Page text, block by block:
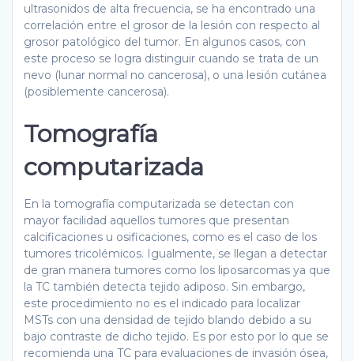
ultrasonidos de alta frecuencia, se ha encontrado una
correlación entre el grosor de la lesión con respecto al
grosor patológico del tumor. En algunos casos, con
este proceso se logra distinguir cuando se trata de un
nevo (lunar normal no cancerosa), o una lesión cutánea
(posiblemente cancerosa).
Tomografía
computarizada
En la tomografía computarizada se detectan con
mayor facilidad aquellos tumores que presentan
calcificaciones u osificaciones, como es el caso de los
tumores tricolémicos. Igualmente, se llegan a detectar
de gran manera tumores como los liposarcomas ya que
la TC también detecta tejido adiposo. Sin embargo,
este procedimiento no es el indicado para localizar
MSTs con una densidad de tejido blando debido a su
bajo contraste de dicho tejido. Es por esto por lo que se
recomienda una TC para evaluaciones de invasión ósea,